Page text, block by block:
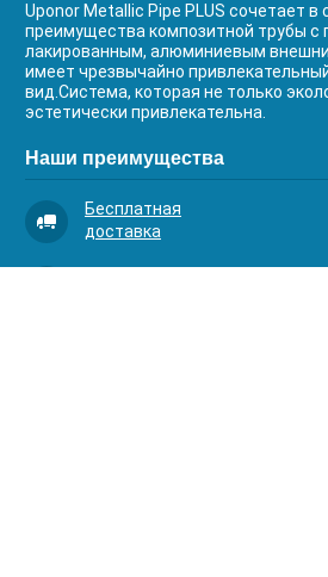
Uponor Metallic Pipe PLUS сочетает в
преимущества композитной трубы с
лакированным, алюминиевым
имеет чрезвычайно
вид.Система, которая не только
эстетически привлекательна.
Наши преимущества
Бесплатная
доставка